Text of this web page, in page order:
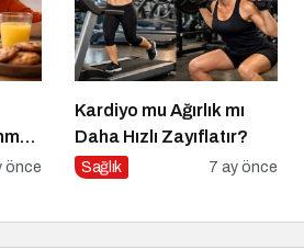
önce
Kardiyo mu Ağırlık mı
Daha Hızlı Zayıflatır?
Sağlık 7 ay önce